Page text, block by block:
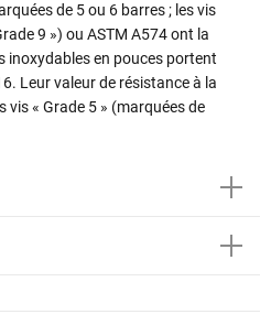
de 5 ou 6 barres ; les vis
9 ») ou ASTM A574 ont la
inoxydables en pouces portent
Leur valeur de résistance à la
vis « Grade 5 » (marquées de